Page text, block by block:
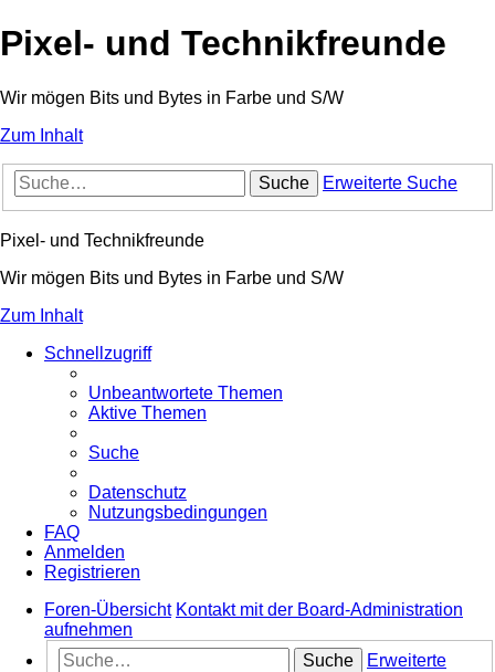
Pixel- und Technikfreunde
Wir mögen Bits und Bytes in Farbe und S/W
Zum Inhalt
Suche Erweiterte Suche
Pixel- und Technikfreunde
Wir mögen Bits und Bytes in Farbe und S/W
Zum Inhalt
Schnellzugriff
Unbeantwortete Themen
Aktive Themen
Suche
Datenschutz
Nutzungsbedingungen
FAQ
Anmelden
Registrieren
Foren-Übersicht Kontakt mit der Board-Administration
aufnehmen
Suche
Erweiterte